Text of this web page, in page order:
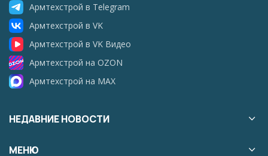
Армтехстрой в Telegram
Армтехстрой в VK
Армтехстрой в VK Видео
Армтехстрой на OZON
Армтехстрой на MAX
НЕДАВНИЕ НОВОСТИ
МЕНЮ